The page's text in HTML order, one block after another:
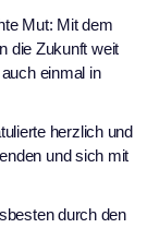
Mut: Mit dem
die Zukunft weit
einmal in
herzlich und
und sich mit
durch den